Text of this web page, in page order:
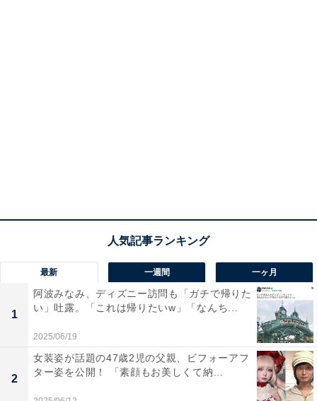
最新 一週間 一ヶ月
1
阿波みなみ、ディズニー訪問も「ガチで帰りた
い」吐露。「これは帰りたいw」「なんち...
2025/06/19
2
女装姿が話題の47歳2児の父親、ビフォーアフ
ター姿を公開！ 「素顔もお美しくて納...